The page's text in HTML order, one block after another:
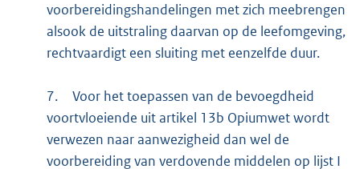
voorbereidingshandelingen met zich meebrengen
alsook de uitstraling daarvan op de leefomgeving,
rechtvaardigt een sluiting met eenzelfde duur.
7.
Voor het toepassen van de bevoegdheid
voortvloeiende uit artikel 13b Opiumwet wordt
verwezen naar aanwezigheid dan wel de
voorbereiding van verdovende middelen op lijst I